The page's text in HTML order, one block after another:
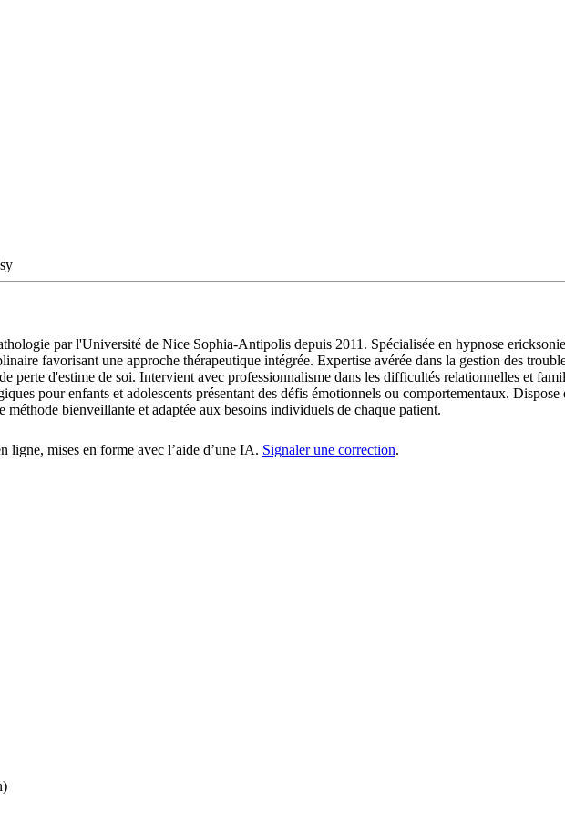
par l'Université de Nice Sophia-Antipolis depuis 2011. Spécialisée en hypnose
favorisant une approche thérapeutique intégrée. Expertise avérée dans la gestion des
perte d'estime de soi. Intervient avec professionnalisme dans les difficultés relationnelles et
pour enfants et adolescents présentant des défis émotionnels ou comportementaux.
bienveillante et adaptée aux besoins individuels de chaque patient.
ligne, mises en forme avec l’aide d’une IA. Signaler une correction.